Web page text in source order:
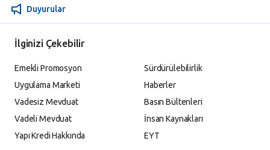
Duyurular
İlginizi Çekebilir
Emekli Promosyon
Uygulama Marketi
Vadesiz Mevduat
Vadeli Mevduat
Yapı Kredi Hakkında
Sürdürülebilirlik
Haberler
Basın Bültenleri
İnsan Kaynakları
EYT